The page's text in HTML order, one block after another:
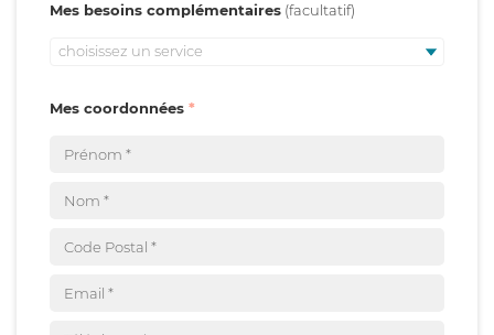
Mes besoins complémentaires
choisissez un service
Mes coordonnées